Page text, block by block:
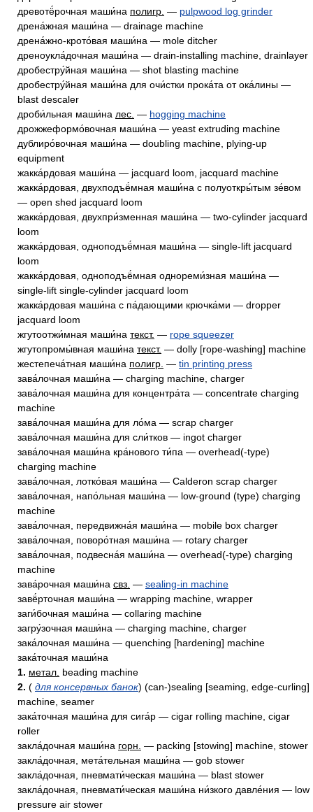
древотё́рочная маши́на полигр. — pulpwood log grinder
дрена́жная маши́на — drainage machine
дрена́жно-крото́вая маши́на — mole ditcher
дреноукла́дочная маши́на — drain-installing machine, drainlayer
дробестру́йная маши́на — shot blasting machine
дробестру́йная маши́на для очи́стки прока́та от ока́лины —
blast descaler
дроби́льная маши́на лес. — hogging machine
дрожжеформо́вочная маши́на — yeast extruding machine
дублиро́вочная маши́на — doubling machine, plying-up
equipment
жакка́рдовая маши́на — jacquard loom, jacquard machine
жакка́рдовая, двухподъё́мная маши́на с полуоткры́тым зе́вом
— open shed jacquard loom
жакка́рдовая, двухпри́зменная маши́на — two-cylinder jacquard
loom
жакка́рдовая, одноподъё́мная маши́на — single-lift jacquard
loom
жакка́рдовая, одноподъё́мная однореми́зная маши́на —
single-lift single-cylinder jacquard loom
жакка́рдовая маши́на с па́дающими крючка́ми — dropper
jacquard loom
жгутоотжи́мная маши́на текст. — rope squeezer
жгутопромы́вная маши́на текст. — dolly [rope-washing] machine
жестепеча́тная маши́на полигр. — tin printing press
зава́лочная маши́на — charging machine, charger
зава́лочная маши́на для концентра́та — concentrate charging
machine
зава́лочная маши́на для ло́ма — scrap charger
зава́лочная маши́на для сли́тков — ingot charger
зава́лочная маши́на кра́нового ти́па — overhead(-type)
charging machine
зава́лочная, лотко́вая маши́на — Calderon scrap charger
зава́лочная, напо́льная маши́на — low-ground (type) charging
machine
зава́лочная, передвижна́я маши́на — mobile box charger
зава́лочная, поворо́тная маши́на — rotary charger
зава́лочная, подвесна́я маши́на — overhead(-type) charging
machine
зава́рочная маши́на свз. — sealing-in machine
завё́рточная маши́на — wrapping machine, wrapper
заги́бочная маши́на — collaring machine
загру́зочная маши́на — charging machine, charger
зака́лочная маши́на — quenching [hardening] machine
зака́точная маши́на
1. метал. beading machine
2. ( для консервных банок) (can-)sealing [seaming, edge-curling]
machine, seamer
зака́точная маши́на для сига́р — cigar rolling machine, cigar
roller
закла́дочная маши́на горн. — packing [stowing] machine, stower
закла́дочная, мета́тельная маши́на — gob stower
закла́дочная, пневмати́ческая маши́на — blast stower
закла́дочная, пневмати́ческая маши́на ни́зкого давле́ния — low
pressure air stower